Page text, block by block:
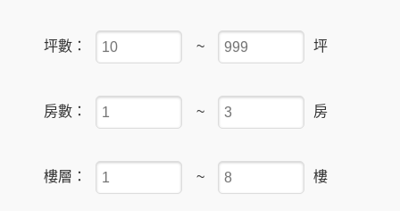
坪數： ~ 坪
房數： ~ 房
樓層： ~ 樓